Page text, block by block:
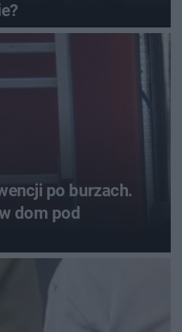
po burzach.
dom pod